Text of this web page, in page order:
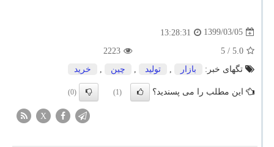
1399/03/05
13:28:31
5.0
/ 5
2223
تگهای خبر:
بازار , تولید , چین , خرید
این مطلب را می پسندید؟ (1)
(0)
X